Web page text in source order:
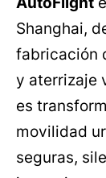
Shanghai,
fabricación
y aterrizaje
es
movilidad
seguras,